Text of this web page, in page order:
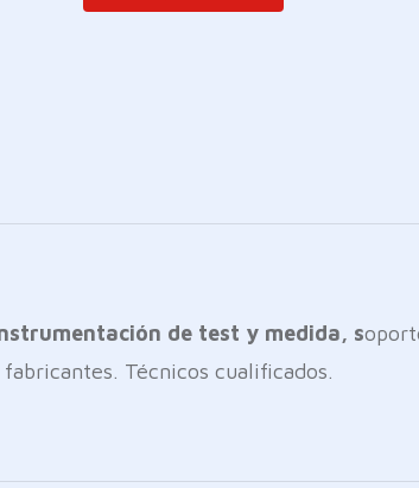
de test y medida, s
Técnicos cualificados.